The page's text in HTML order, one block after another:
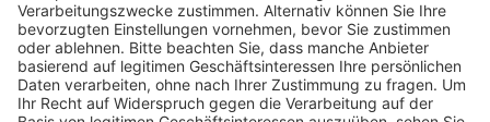
Schulungsangebot Vereinsmitarbeiter
BFV-Geschäftsstellen
Trainerbörse